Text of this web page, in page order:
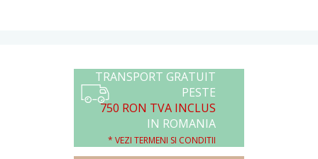
TRANSPORT GRATUIT
PESTE
750 RON TVA INCLUS
IN ROMANIA
* VEZI TERMENI SI CONDITII